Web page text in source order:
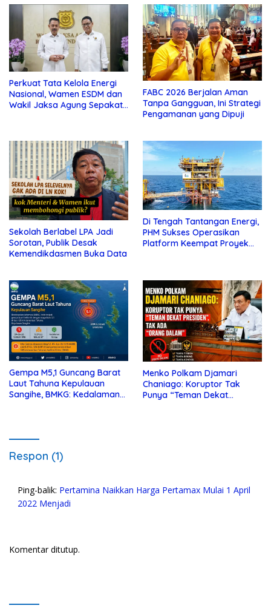
Perkuat Tata Kelola Energi
Nasional, Wamen ESDM dan
Wakil Jaksa Agung Sepakat
FABC 2026 Berjalan Aman
Tanpa Gangguan, Ini Strategi
Pengamanan yang Dipuji
Sekolah Berlabel LPA Jadi
Sorotan, Publik Desak
Kemendikdasmen Buka Data
Di Tengah Tantangan Energi,
PHM Sukses Operasikan
Platform Keempat Proyek
Gempa M5,1 Guncang Barat
Laut Tahuna Kepulauan
Sangihe, BMKG: Kedalaman
Menko Polkam Djamari
Chaniago: Koruptor Tak
Punya “Teman Dekat
Respon (1)
Ping-balik: Pertamina Naikkan Harga Pertamax Mulai 1 April
2022 Menjadi
Komentar ditutup.